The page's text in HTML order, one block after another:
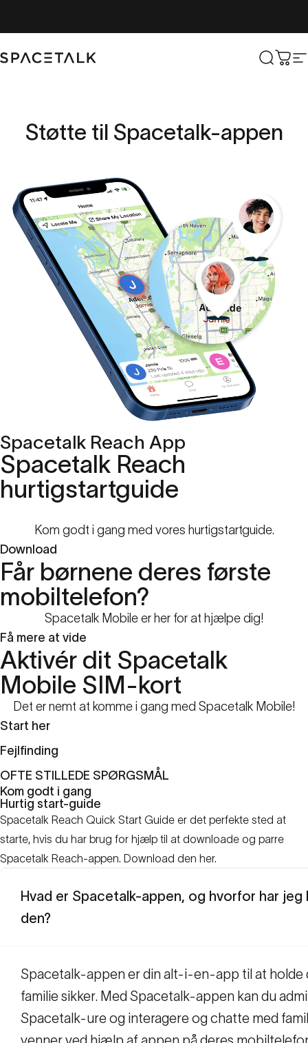
Spacetalk Søg
Støtte til Spacetalk-appen
Spacetalk Reach App
Spacetalk Reach
hurtigstartguide
Kom godt i gang med vores hurtigstartguide.
Download
Får børnene deres første
mobiltelefon?
Spacetalk Mobile er her for at hjælpe dig!
Få mere at vide
Aktivér dit Spacetalk
Mobile SIM-kort
Det er nemt at komme i gang med Spacetalk Mobile!
Start her
Fejlfinding
OFTE STILLEDE SPØRGSMÅL
Kom godt i gang
Hurtig start-guide
Spacetalk Reach Quick Start Guide er det perfekte sted at
starte, hvis du har brug for hjælp til at downloade og parre
Spacetalk Reach-appen. Download den her.
Hvad er Spacetalk-appen, og hvorfor har jeg
den?
Spacetalk-appen er din alt-i-en-app til at holde
familie sikker. Med Spacetalk-appen kan du
Spacetalk-ure og interagere og chatte med